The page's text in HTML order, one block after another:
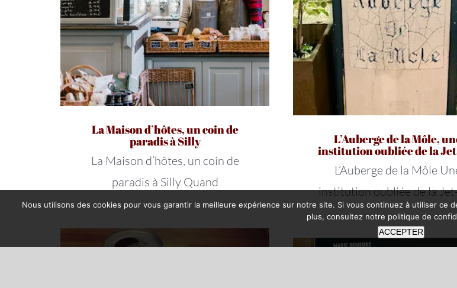
La Maison d’hôtes, un coin de
paradis à Silly
La Maison d’hôtes, un coin de
paradis à Silly Quand
L’Auberge de la Môle,
institution oubliée de la
L’Auberge de la Môle
institution oubliée de la
Nous utilisons des cookies pour vous garantir la meilleure expérience sur notre site. Si vous continuez à utiliser
plus, consultez notre politique de
ACCEPTER